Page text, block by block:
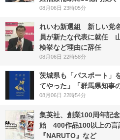
08月06日 23時05分
れいわ新選組 新しい党
員が新たな代表に就任
検挙など理由に辞任
08月06日 22時58分
茨城県も「パスポート」
てやった」「群馬県知事
08月06日 22時54分
集英社、創業100周年記
始 400作品100以上の言
『NARUTO』など